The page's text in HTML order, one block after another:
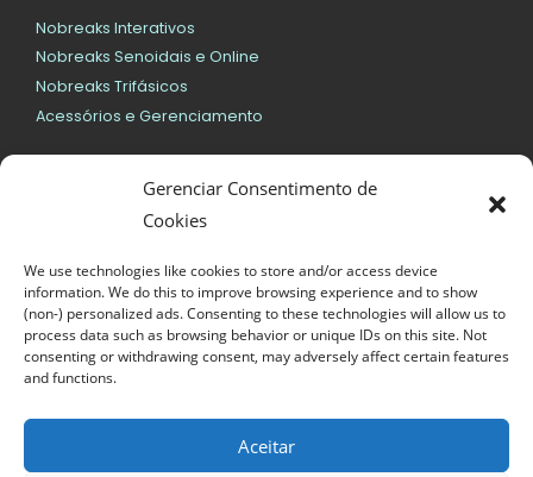
Gerenciar Consentimento de
Cookies
We use technologies like cookies to store and/or access device
information. We do this to improve browsing experience and to show
(non-) personalized ads. Consenting to these technologies will allow us to
process data such as browsing behavior or unique IDs on this site. Not
consenting or withdrawing consent, may adversely affect certain features
and functions.
Aceitar
Nobreaks Interativos
Nobreaks Senoidais e Online
Nobreaks Trifásicos
Acessórios e Gerenciamento
SMS
Geral
Bateria para Nobreaks
Nobreaks Vertiv/Emerson
Nobreaks DELTA
Nobreaks EATON
Servidores, Notebooks e Desktops